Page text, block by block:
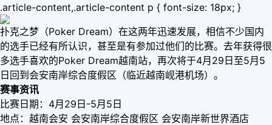
.article-content,.article-content p { font-size: 18px; }
扑克之梦（Poker Dream）在这两年迅速发展，相信不少国内
的选手已经有所认识，甚至是有参加过他们的比赛。去年获得很
多选手喜欢的Poker Dream越南站，再次将于4月29日至5月5
日回到会安南岸综合度假区（临近越南岘港机场）。
赛事资讯
比赛日期：4月29日-5月5日
地点：越南会安 会安南岸综合度假区 会安南岸新世界酒店